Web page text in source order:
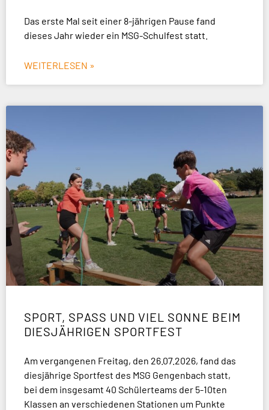
Das erste Mal seit einer 8-jährigen Pause fand
dieses Jahr wieder ein MSG-Schulfest statt.
WEITERLESEN »
SPORT, SPASS UND VIEL SONNE BEIM D
IESJÄHRIGEN SPORTFEST
Am vergangenen Freitag, den 26.07.2026, fand das
diesjährige Sportfest des MSG Gengenbach statt,
bei dem insgesamt 40 Schülerteams der 5-10ten
Klassen an verschiedenen Stationen um Punkte